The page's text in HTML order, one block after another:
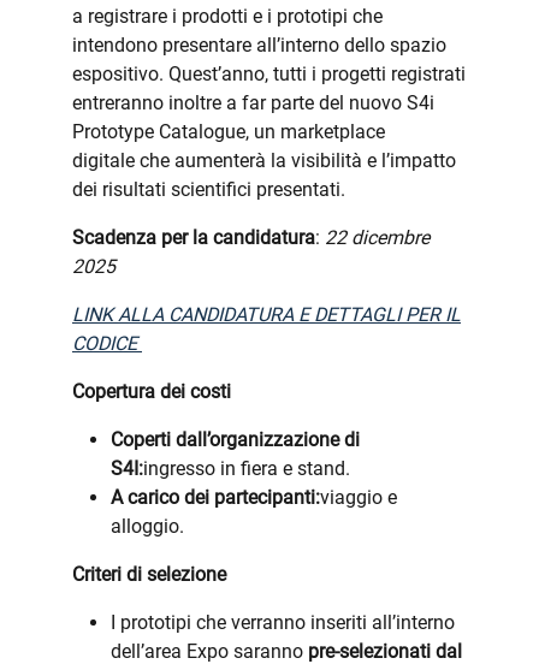
a registrare i prodotti e i prototipi che
intendono presentare all’interno dello spazio
espositivo. Quest’anno, tutti i progetti registrati
entreranno inoltre a far parte del nuovo S4i
Prototype Catalogue, un marketplace
digitale che aumenterà la visibilità e l’impatto
dei risultati scientifici presentati.
Scadenza per la candidatura: 22 dicembre
2025
LINK ALLA CANDIDATURA E DETTAGLI PER IL
CODICE
Copertura dei costi
Coperti dall’organizzazione di
S4I:ingresso in fiera e stand.
A carico dei partecipanti:viaggio e
alloggio.
Criteri di selezione
I prototipi che verranno inseriti all’interno
dell’area Expo saranno pre-selezionati dal